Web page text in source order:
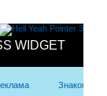
Знакомство